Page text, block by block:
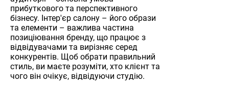
прибуткового та перспективного
бізнесу. Інтер'єр салону – його образи
та елементи – важлива частина
позиціювання бренду, що працює з
відвідувачами та вирізняє серед
конкурентів. Щоб обрати правильний
стиль, ви маєте розуміти, хто клієнт та
чого він очікує, відвідуючи студію.